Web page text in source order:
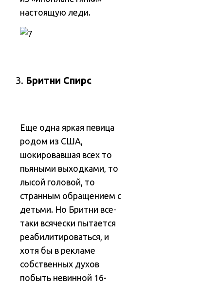
настоящую леди.
Бритни Спирс
Еще одна яркая певица
родом из США,
шокировавшая всех то
пьяными выходками, то
лысой головой, то
странным обращением с
детьми. Но Бритни все-
таки всячески пытается
реабилитироваться, и
хотя бы в рекламе
собственных духов
побыть невинной 16-